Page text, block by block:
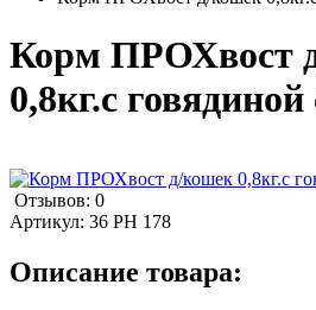
Корм ПРОХвост
0,8кг.с
Отзывов: 0
Артикул: 36 PH 178
Описание товара: